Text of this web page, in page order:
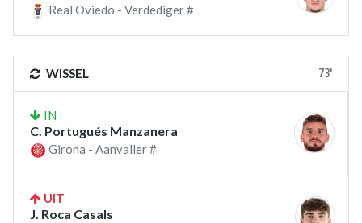
Real Oviedo - Verdediger #
WISSEL 73'
IN
C. Portugués Manzanera
Girona - Aanvaller #
UIT
J. Roca Casals